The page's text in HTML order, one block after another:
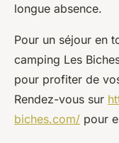
longue absence.
Pour un séjour en
camping Les
pour profiter de
Rendez-vous sur
biches.com/ pour